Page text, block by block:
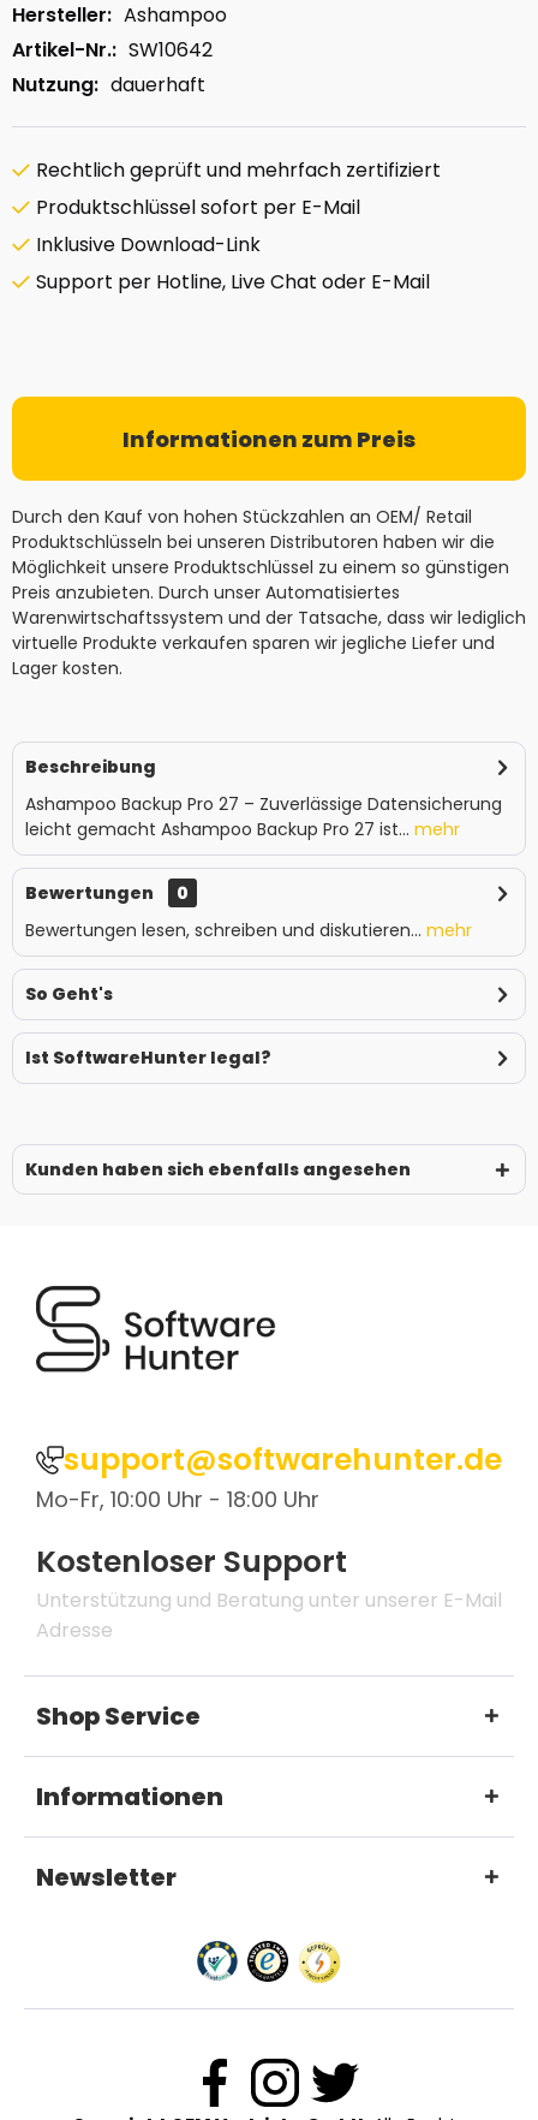
Hersteller: Ashampoo
Artikel-Nr.: SW10642
Nutzung: dauerhaft
Rechtlich geprüft und mehrfach zertifiziert
Produktschlüssel sofort per E-Mail
Inklusive Download-Link
Support per Hotline, Live Chat oder E-Mail
Informationen zum Preis
Durch den Kauf von hohen Stückzahlen an OEM/ Retail
Produktschlüsseln bei unseren Distributoren haben wir die
Möglichkeit unsere Produktschlüssel zu einem so günstigen
Preis anzubieten. Durch unser Automatisiertes
Warenwirtschaftssystem und der Tatsache, dass wir lediglich
virtuelle Produkte verkaufen sparen wir jegliche Liefer und
Lager kosten.
Beschreibung
Ashampoo Backup Pro 27 – Zuverlässige Datensicherung
leicht gemacht Ashampoo Backup Pro 27 ist... mehr
Bewertungen
0
Bewertungen lesen, schreiben und diskutieren... mehr
So Geht's
Ist SoftwareHunter legal?
Kunden haben sich ebenfalls angesehen
support@softwarehunter.de
Mo-Fr, 10:00 Uhr - 18:00 Uhr
Kostenloser Support
Unterstützung und Beratung unter unserer E-Mail
Adresse
Shop Service
Informationen
Newsletter